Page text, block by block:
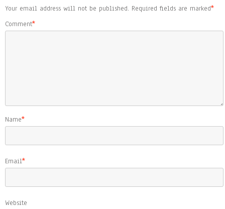
Your email address will not be published. Required fields are marked*
Comment*
Name*
Email*
Website